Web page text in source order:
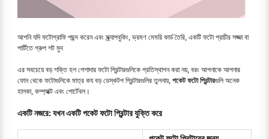
আপনি যদি ফটোগ্রাফি পছন্দ করেন এবং স্ক্র্যাপবুকিং, ভ্রমণ মেমরি কার্ড তৈরি, একটি ফটো প্রাচীর সজ্জা বা
পার্টিতে গ্রুপ শট মুদ
এর সবচেয়ে বড় শক্তি হল পেশাদার ফটো প্রিন্টারগুলিকে প্রতিস্থাপন করা নয়, বরং আপনাকে আপনার
ফোন থেকে ফটোগুলিকে মাত্র কয বড় ডেস্কটপ প্রিন্টারগুলির তুলনায়, পকেট ফটো প্রিন্টারগুলি অনেক
হালকা, কম্প্যাক্ট এবং পোর্টেবল।
একটি নজরে: যখন একটি পকেট ফটো প্রিন্টার যুক্তি করে